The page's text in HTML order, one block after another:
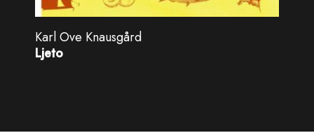
Karl Ove Knausgård
Ljeto